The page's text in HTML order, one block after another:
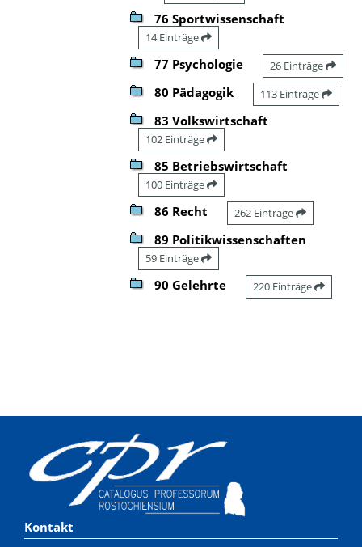
76 Sportwissenschaft
14 Einträge
77 Psychologie 26 Einträge
80 Pädagogik 113 Einträge
83 Volkswirtschaft
102 Einträge
85 Betriebswirtschaft
100 Einträge
86 Recht 262 Einträge
89 Politikwissenschaften
59 Einträge
90 Gelehrte 220 Einträge
Kontakt